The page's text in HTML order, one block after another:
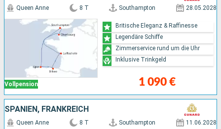
Vollpension
Queen Anne 8 T Southampton 28.05.2028
1 090 €
Britische Eleganz & Raffinesse
Legendäre Schiffe
Zimmerservice rund um die Uhr
Inklusive Trinkgeld
SPANIEN, FRANKREICH
Queen Anne 8 T Southampton 11.06.2028